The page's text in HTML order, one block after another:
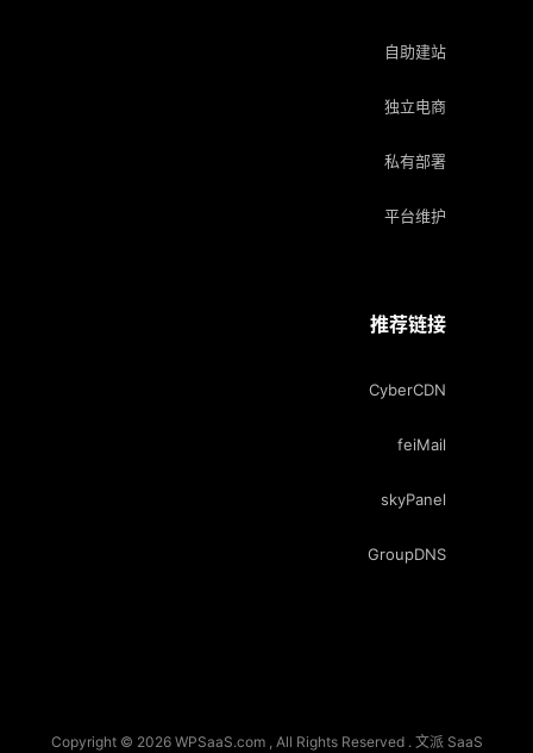
自助建站
独立电商
私有部署
平台维护
推荐链接
CyberCDN
feiMail
skyPanel
GroupDNS
Copyright © 2026 WPSaaS.com , All Rights Reserved . 文派 SaaS